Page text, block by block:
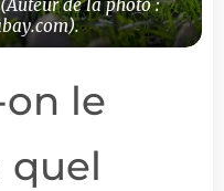
de la photo :
le
quel